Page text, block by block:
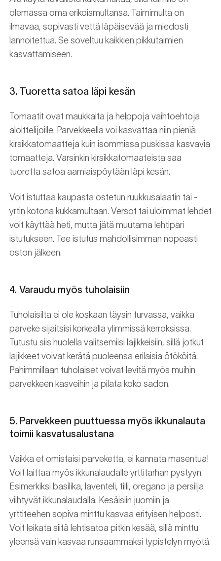
olemassa oma erikoismultansa. Taimimulta on
ilmavaa, sopivasti vettä läpäisevää ja miedosti
lannoitettua. Se soveltuu kaikkien pikkutaimien
kasvattamiseen.
3. Tuoretta satoa läpi kesän
Tomaatit ovat maukkaita ja helppoja vaihtoehtoja
aloittelijoille. Parvekkeella voi kasvattaa niin pieniä
kirsikkatomaatteja kuin isommissa puskissa kasvavia
tomaatteja. Varsinkin kirsikkatomaateista saa
tuoretta satoa aamiaispöytään läpi kesän.
Voit istuttaa kaupasta ostetun ruukkusalaatin tai -
yrtin kotona kukkamultaan. Versot tai uloimmat lehdet
voit käyttää heti, mutta jätä muutama lehtipari
istutukseen. Tee istutus mahdollisimman nopeasti
oston jälkeen.
4. Varaudu myös tuholaisiin
Tuholaisilta ei ole koskaan täysin turvassa, vaikka
parveke sijaitsisi korkealla ylimmissä kerroksissa.
Tutustu siis huolella valitsemiisi lajikkeisiin, sillä jotkut
lajikkeet voivat kerätä puoleensa erilaisia ötököitä.
Pahimmillaan tuholaiset voivat levitä myös muihin
parvekkeen kasveihin ja pilata koko sadon.
5. Parvekkeen puuttuessa myös ikkunalauta
toimii kasvatusalustana
Vaikka et omistaisi parveketta, ei kannata masentua!
Voit laittaa myös ikkunalaudalle yrttitarhan pystyyn.
Esimerkiksi basilika, laventeli, tilli, oregano ja persilja
viihtyvät ikkunalaudalla. Kesäisiin juomiin ja
yrttiteehen sopiva minttu kasvaa erityisen helposti.
Voit leikata siitä lehtisatoa pitkin kesää, sillä minttu
yleensä vain kasvaa runsaammaksi typistelyn myötä.